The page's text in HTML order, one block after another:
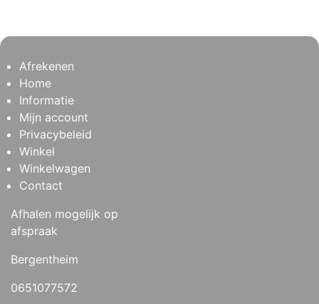
Afrekenen
Home
Informatie
Mijn account
Privacybeleid
Winkel
Winkelwagen
Contact
Afhalen mogelijk op
afspraak
Bergentheim
0651077572